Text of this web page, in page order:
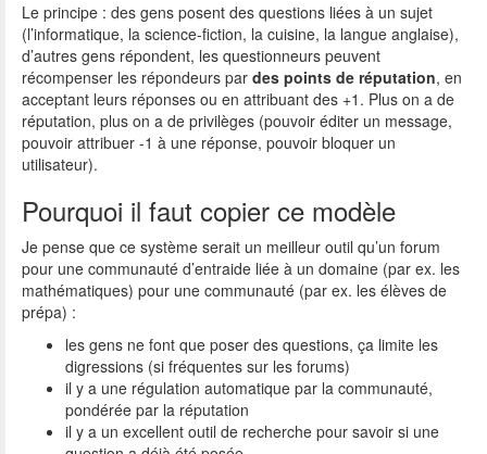
Le principe : des gens posent des questions liées à un sujet
(l’informatique, la science-fiction, la cuisine, la langue anglaise),
d’autres gens répondent, les questionneurs peuvent
récompenser les répondeurs par des points de réputation, en
acceptant leurs réponses ou en attribuant des +1. Plus on a de
réputation, plus on a de privilèges (pouvoir éditer un message,
pouvoir attribuer -1 à une réponse, pouvoir bloquer un
utilisateur).
Pourquoi il faut copier ce modèle
Je pense que ce système serait un meilleur outil qu’un forum
pour une communauté d’entraide liée à un domaine (par ex. les
mathématiques) pour une communauté (par ex. les élèves de
prépa) :
les gens ne font que poser des questions, ça limite les
digressions (si fréquentes sur les forums)
il y a une régulation automatique par la communauté,
pondérée par la réputation
il y a un excellent outil de recherche pour savoir si une